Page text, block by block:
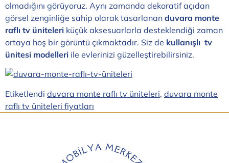
olmadığını görüyoruz. Aynı zamanda dekoratif açıdan
görsel zenginliğe sahip olarak tasarlanan duvara monte
raflı tv üniteleri küçük aksesuarlarla desteklendiği zaman
ortaya hoş bir görüntü çıkmaktadır. Siz de kullanışlı tv
ünitesi modelleri ile evlerinizi güzelleştirebilirsiniz.
Etiketlendi duvara monte raflı tv üniteleri, duvara monte
raflı tv üniteleri fiyatları